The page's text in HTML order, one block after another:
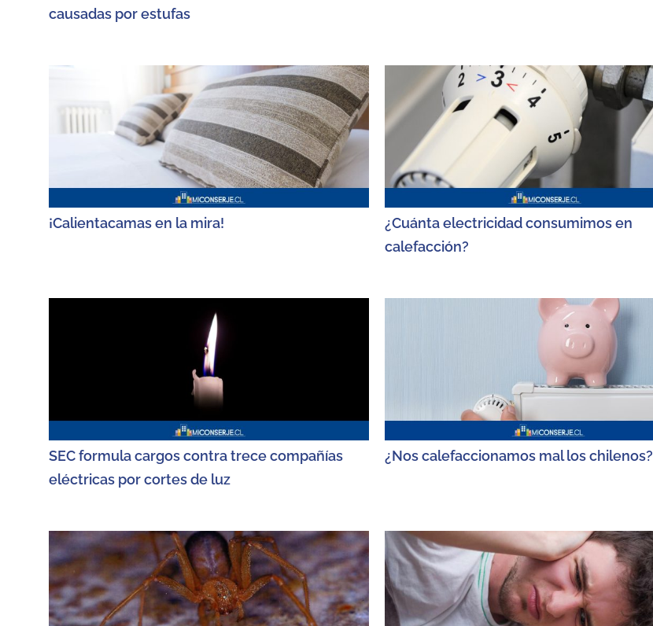
causadas por estufas
¡Calientacamas en la mira!
¿Cuánta electricidad consumimos en
calefacción?
SEC formula cargos contra trece compañías
eléctricas por cortes de luz
¿Nos calefaccionamos mal los chilenos?